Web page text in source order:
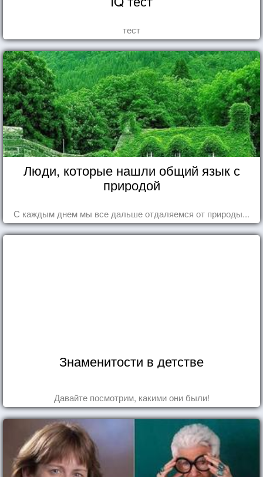
тест
Люди, которые нашли общий язык с
природой
С каждым днем мы все дальше отдаляемся от природы...
Знаменитости в детстве
Давайте посмотрим, какими они были!